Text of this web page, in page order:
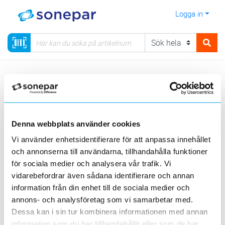
Denna webbplats använder cookies
Vi använder enhetsidentifierare för att anpassa innehållet
och annonserna till användarna, tillhandahålla funktioner
för sociala medier och analysera vår trafik. Vi
vidarebefordrar även sådana identifierare och annan
information från din enhet till de sociala medier och
annons- och analysföretag som vi samarbetar med.
Dessa kan i sin tur kombinera informationen med annan
Logga in
Sortera
Sida < Per sida 20 50
Produktlinjer